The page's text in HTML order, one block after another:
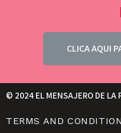
CLICA AQUI
© 2024 EL MENSAJERO DE LA
TERMS AND